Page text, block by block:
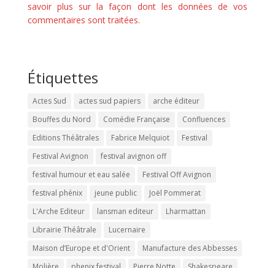
savoir plus sur la façon dont les données de vos
commentaires sont traitées.
Étiquettes
Actes Sud actes sud papiers
arche éditeur
Bouffes du Nord
Comédie Française
Confluences
Editions Théâtrales
Fabrice Melquiot
Festival
Festival Avignon
festival avignon off
festival humour et eau salée
Festival Off Avignon
festival phénix
jeune public
Joël Pommerat
L'Arche Editeur
lansman editeur
Lharmattan
Librairie Théâtrale
Lucernaire
Maison d’Europe et d'Orient
Manufacture des Abbesses